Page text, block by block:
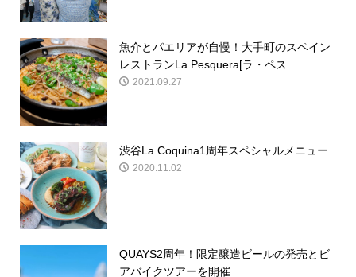
魚介とパエリアが自慢！大手町のスペイン
レストランLa Pesquera[ラ・ペス...
2021.09.27
渋谷La Coquina1周年スペシャルメニュー
2020.11.02
QUAYS2周年！限定醸造ビールの発売とビ
アバイクツアーを開催